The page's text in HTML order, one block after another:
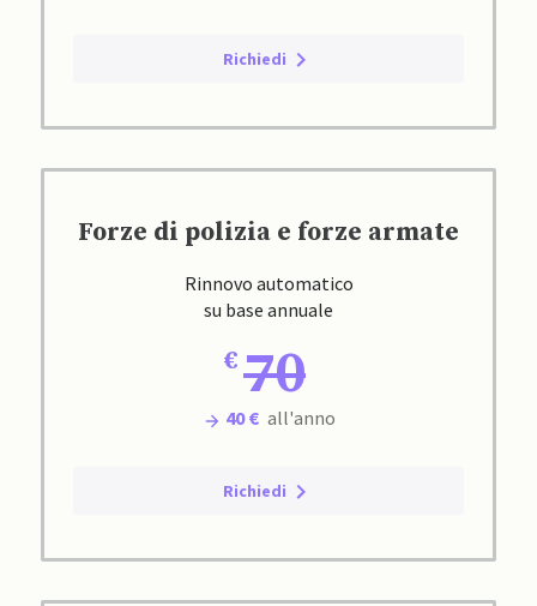
Richiedi
Forze di polizia e forze armate
Rinnovo automatico
su base annuale
70
40 € all'anno
Richiedi